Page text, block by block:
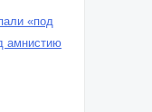
«под
амнистию